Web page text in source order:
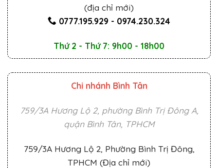
(địa chỉ mới)
0777.195.929 - 0974.230.324
Thứ 2 - Thứ 7: 9h00 - 18h00
Chi nhánh Bình Tân
759/3A Hương Lộ 2, phường Bình Trị Đông A,
quận Bình Tân, TPHCM
759/3A Hương Lộ 2, Phường Bình Trị Đông,
TPHCM (Địa chỉ mới)